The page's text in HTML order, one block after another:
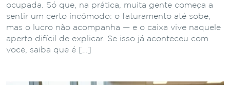
ocupada. Só que, na prática, muita gente começa a
sentir um certo incômodo: o faturamento até sobe,
mas o lucro não acompanha — e o caixa vive naquele
aperto difícil de explicar. Se isso já aconteceu com
você, saiba que é […]